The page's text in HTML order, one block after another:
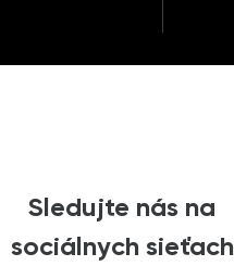
Sledujte nás na
sociálnych sieťach